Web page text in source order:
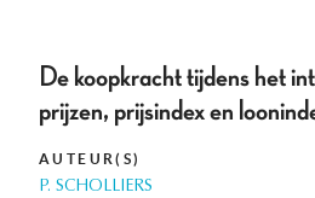
De koopkracht tijdens het
prijzen, prijsindex en
AUTEUR(S)
P. SCHOLLIERS